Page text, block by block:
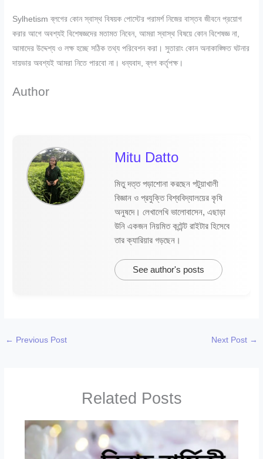
Sylhetism ব্লগের কোন স্বাস্থ বিষয়ক পোস্টের পরামর্শ নিজের বাস্তব জীবনে প্রয়োগ
করার আগে অবশ্যই বিশেষজ্ঞদের মতামত নিবেন, আমরা স্বাস্থ বিষয়ে কোন বিশেষজ্ঞ না,
আমাদের উদ্দেশ্য ও লক্ষ হচ্ছে সঠিক তথ্য পরিবেশন করা। সুতারাং কোন অনাকাঙ্ক্ষিত ঘটনার
দায়ভার অবশ্যই আমরা নিতে পারবো না। ধন্যবাদ, ব্লগ কর্তৃপক্ষ।
Author
Mitu Datto
মিতু দত্ত পড়াশোনা করছেন পটুয়াখালী
বিজ্ঞান ও প্রযুক্তি বিশ্ববিদ্যালয়ের কৃষি
অনুষদে। লেখালেখি ভালোবাসেন, এছাড়া
উনি একজন নিয়মিত কন্টেন্ট রাইটার হিসেবে
তার ক্যারিয়ার গড়ছেন।
See author's posts
← Previous Post Next Post →
Related Posts